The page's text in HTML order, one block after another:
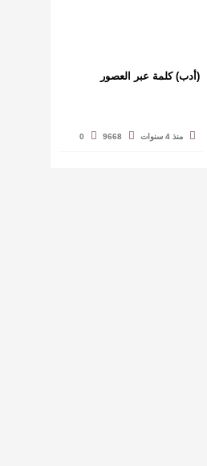
(أدب) كلمة عبر العصور
منذ 4 سنوات 9668
0